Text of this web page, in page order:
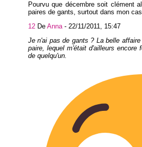
Pourvu que décembre soit clément
paires de gants, surtout dans mon
12 De Anna - 22/11/2011, 15:47
Je n'ai pas de gants ? La belle
paire, lequel m'était d'ailleurs
de quelqu'un.